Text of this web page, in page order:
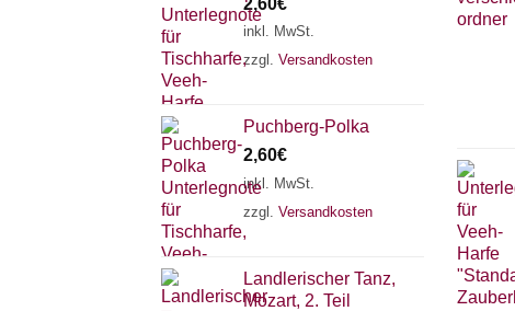
inkl. MwSt.
zzgl. Versandkosten
Puchberg-Polka
2,60€
inkl. MwSt.
zzgl. Versandkosten
Landlerischer Tanz,
Mozart, 2. Teil